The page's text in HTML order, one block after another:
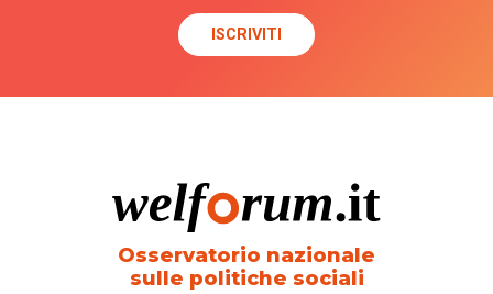
Osservatorio nazionale
sulle politiche sociali